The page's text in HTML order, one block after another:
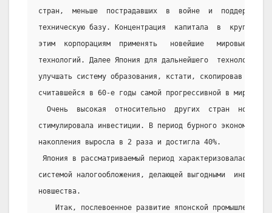
стран,  меньше  пострадавших  в  войне  и
техническую базу. Концентрация  капитала  в  крупных
этим  корпорациям  применять   новейшие   мировые
технологий. Далее Япония для дальнейшего
улучшать систему образования, кстати, скопировав  ее
считавшейся в 60-е годы самой прогрессивной в мире.
Очень  высокая  относительно  других  стран  норма
стимулировала инвестиции. В период бурного
накопления выросла в 2 раза и достигла 40%.
Япония в рассматриваемый период характеризовалась
системой налогообложения, делающей выгодными
новшества.
Итак, послевоенное развитие японской